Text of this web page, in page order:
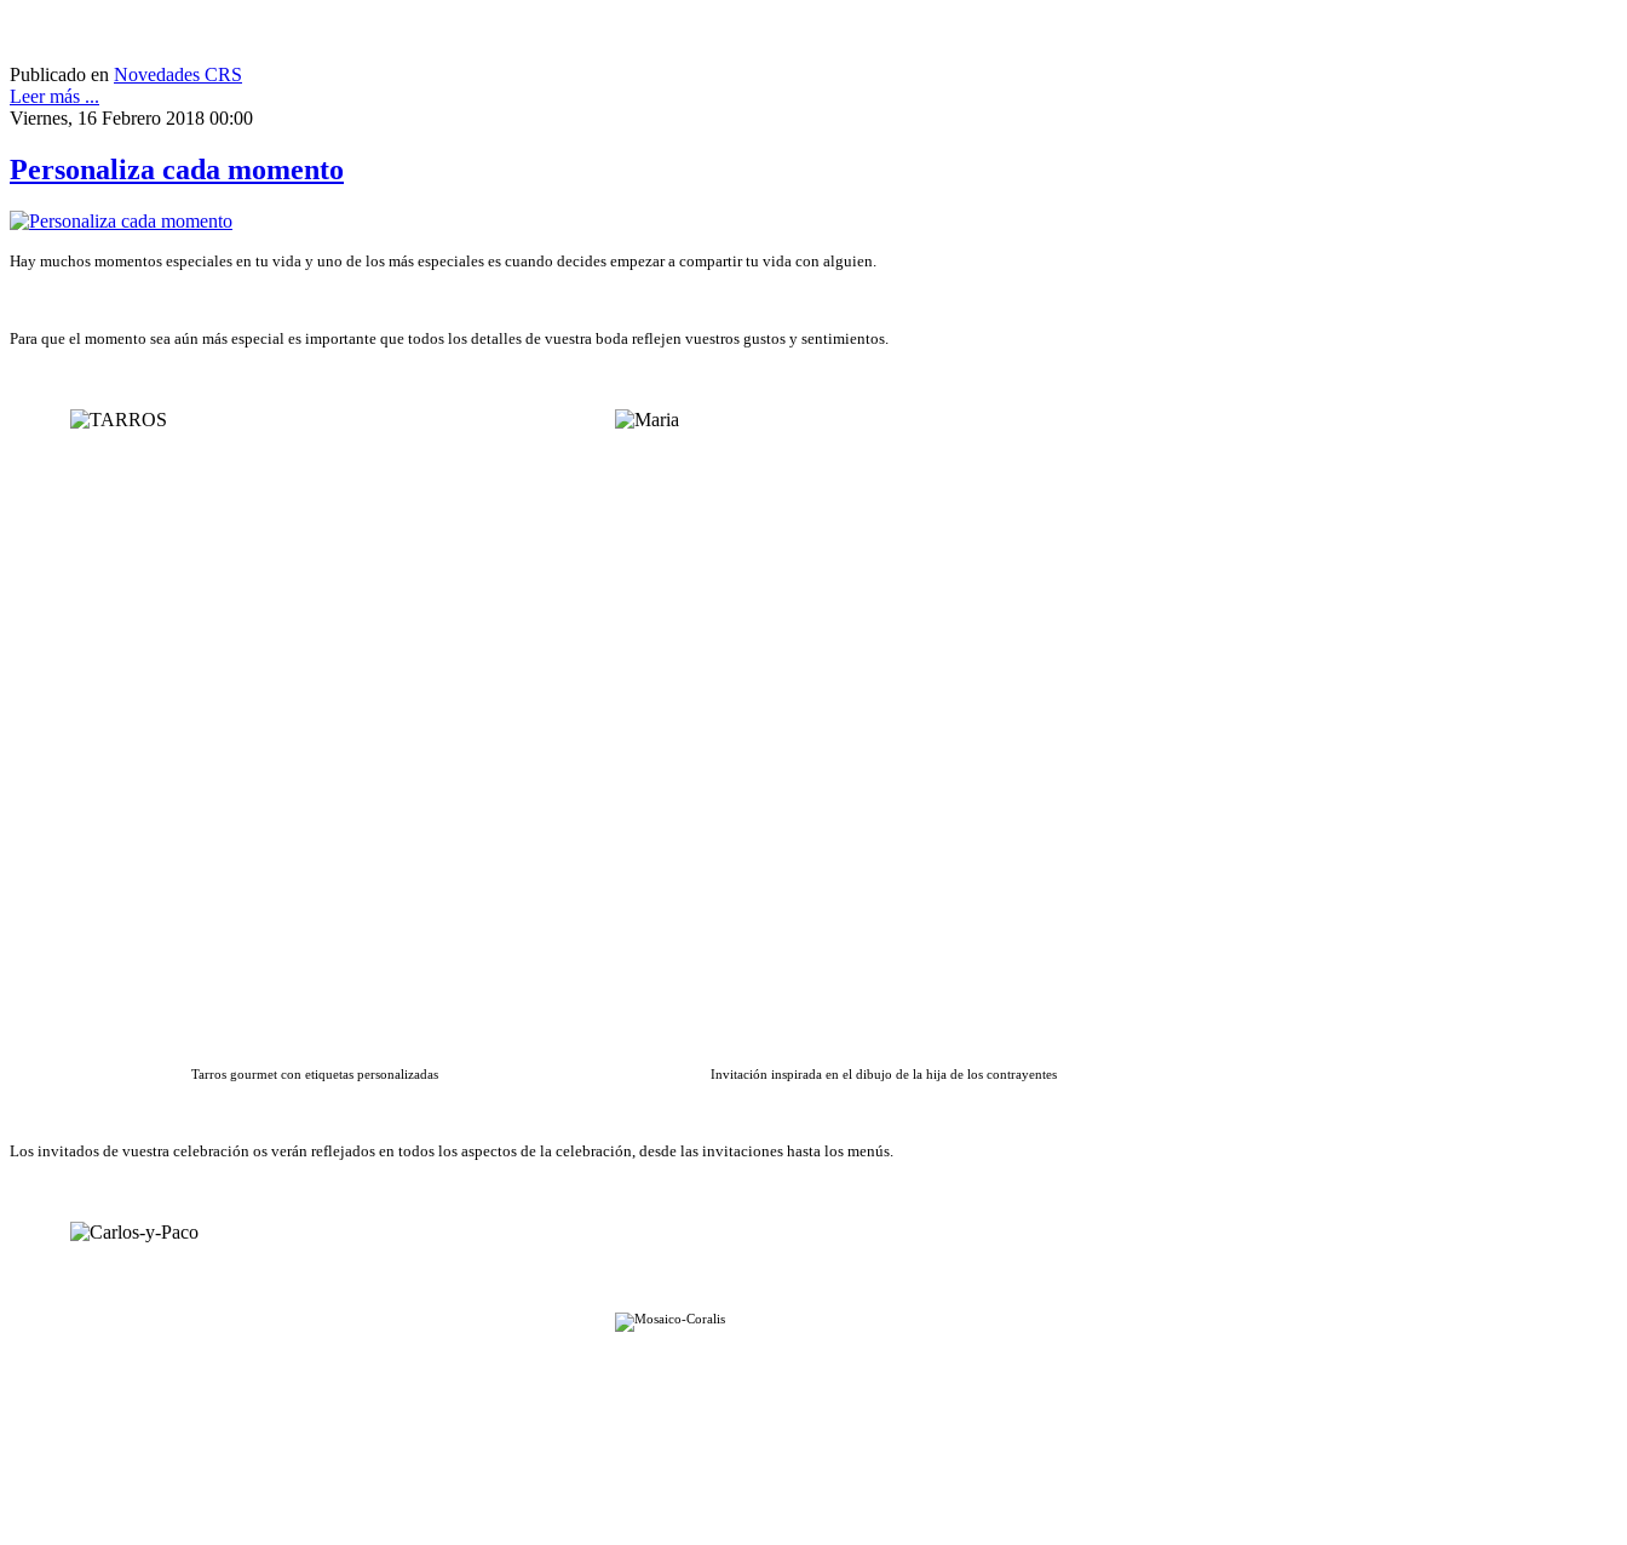
Publicado en Novedades CRS
Leer más ...
Viernes, 16 Febrero 2018 00:00
Personaliza cada momento
Hay muchos momentos especiales en tu vida y uno de los más especiales es cuando decides empezar a compartir tu vida con alguien.
Para que el momento sea aún más especial es importante que todos los detalles de vuestra boda reflejen vuestros gustos y sentimientos.
Tarros gourmet con etiquetas personalizadas Invitación inspirada en el dibujo de la hija de los contrayentes
Los invitados de vuestra celebración os verán reflejados en todos los aspectos de la celebración, desde las invitaciones hasta los menús.